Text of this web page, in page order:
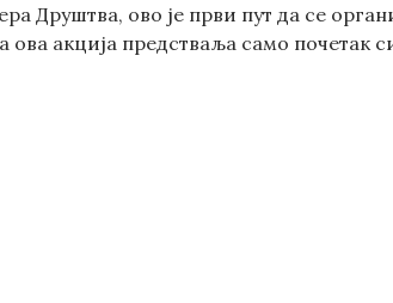
Друштва, ово је први пут да се
акција предстваља само почетак